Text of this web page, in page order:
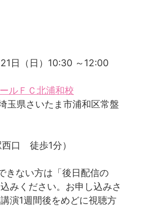
日（日）10:30 ～12:00
ルＦＣ北浦和校
玉県さいたま市浦和区常盤
西口 徒歩1分）
きない方は「後日配信の
みください。お申し込みさ
演1週間後をめどに視聴方